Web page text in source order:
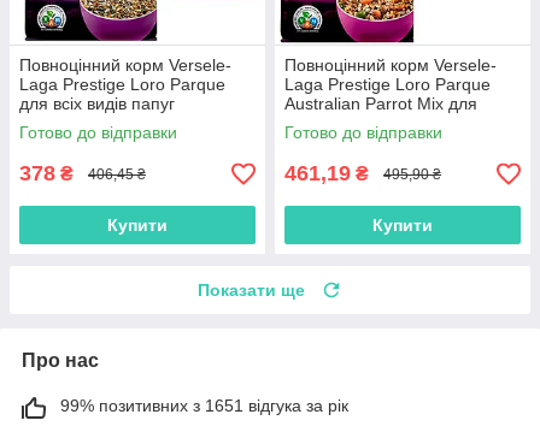
Повноцінний корм Versele-
Laga Prestige Loro Parque
для всіх видів папуг
середнього розміру, 1 КГ
Готово до відправки
378 ₴ 406,45 ₴
Купити
Повноцінний корм Versele-
Laga Prestige Loro Parque
Australian Parrot Mix для
какаду, 1 КГ
Готово до відправки
461,19 ₴ 495,90 ₴
Купити
Показати ще
Про нас
99% позитивних з 1651 відгука за рік